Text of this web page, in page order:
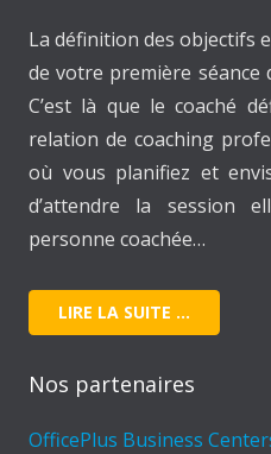
La définition des objectifs
de votre première séance
C’est là que le coaché
relation de coaching
où vous planifiez et
d’attendre la session
personne coachée…
LIRE LA SUITE …
Nos partenaires
OfficePlus Business